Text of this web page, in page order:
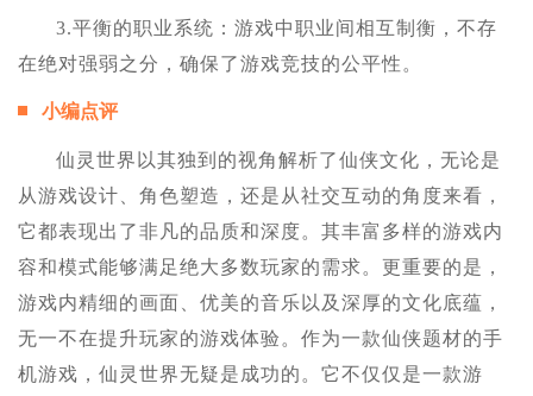
3.平衡的职业系统：游戏中职业间相互制衡，不存
在绝对强弱之分，确保了游戏竞技的公平性。
小编点评
仙灵世界以其独到的视角解析了仙侠文化，无论是
从游戏设计、角色塑造，还是从社交互动的角度来看，
它都表现出了非凡的品质和深度。其丰富多样的游戏内
容和模式能够满足绝大多数玩家的需求。更重要的是，
游戏内精细的画面、优美的音乐以及深厚的文化底蕴，
无一不在提升玩家的游戏体验。作为一款仙侠题材的手
机游戏，仙灵世界无疑是成功的。它不仅仅是一款游